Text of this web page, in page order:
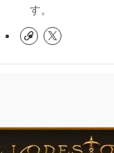
す。